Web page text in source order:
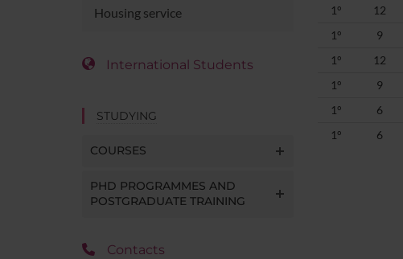
Housing service
International Students
STUDYING
COURSES
PHD PROGRAMMES AND
POSTGRADUATE TRAINING
Contacts
1°
12
1°
9
1°
12
1°
9
1°
6
1°
6